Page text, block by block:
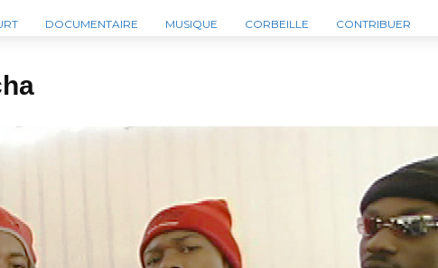
DOCUMENTAIRE MUSIQUE CORBEILLE CONTRIBUER